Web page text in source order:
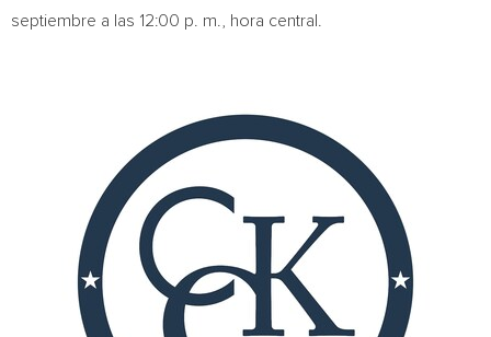
septiembre a las 12:00 p. m., hora central.